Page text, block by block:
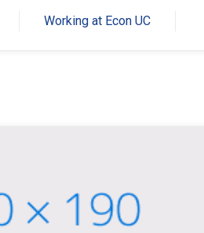
Working at Econ UC